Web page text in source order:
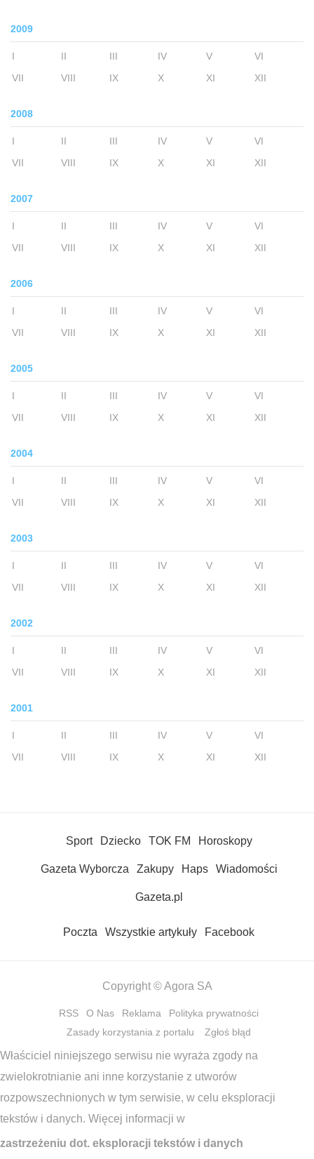
2009
I II III IV V
VI
VII
VIII IX X XI XII
2008
I II III IV V
VI
VII
VIII IX X XI XII
2007
I II III IV V
VI
VII
VIII IX X XI XII
2006
I II III IV V
VI
VII
VIII IX X XI XII
2005
I II III IV V
VI
VII
VIII IX X XI XII
2004
I II III IV V
VI
VII
VIII IX X XI XII
2003
I II III IV V
VI
VII
VIII IX X XI XII
2002
I II III IV V
VI
VII
VIII IX X XI XII
2001
I II III IV V
VI
VII
VIII IX X XI XII
Sport Dziecko TOK FM Horoskopy
Gazeta Wyborcza Zakupy Haps Wiadomości
Gazeta.pl
Poczta Wszystkie artykuły Facebook
Copyright © Agora SA
RSS O Nas Reklama
Polityka prywatności
Zasady korzystania z portalu
Zgłoś błąd
Właściciel niniejszego serwisu nie wyraża zgody na
zwielokrotnianie ani inne korzystanie z utworów
rozpowszechnionych w tym serwisie, w celu eksploracji
tekstów i danych. Więcej informacji w
zastrzeżeniu dot. eksploracji tekstów i danych